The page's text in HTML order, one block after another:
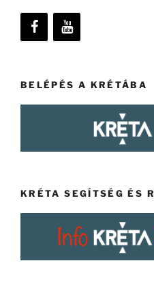
BELÉPÉS A KRÉTÁBA
KRÉTA SEGÍTSÉG ÉS